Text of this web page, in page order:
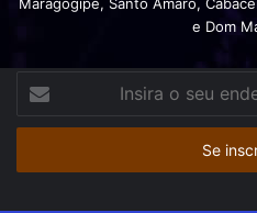
Maragogipe, Santo Amaro,
e Dom
seu
de